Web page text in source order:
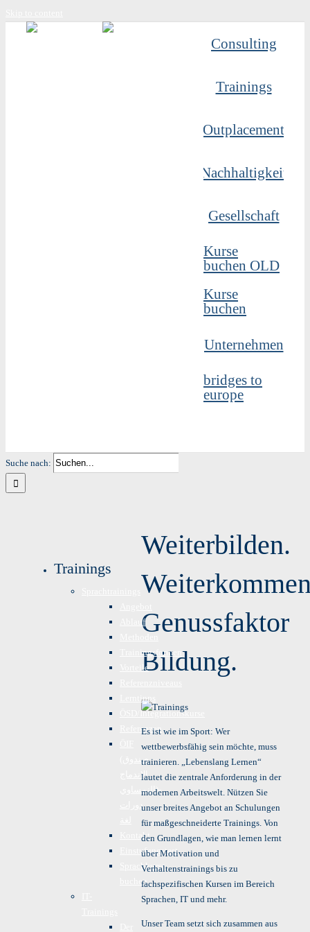
Consulting
Trainings
Outplacement
Nachhaltigkeit
Gesellschaft
Kurse
buchen OLD
Kurse
buchen
Unternehmen
bridges to
europe
Suche nach:
Weiterbilden.
Genussfaktor
Bildung.
Es ist wie im Sport: Wer
wettbewerbsfähig sein möchte, muss
trainieren. „Lebenslang Lernen“
lautet die zentrale Anforderung in der
modernen Arbeitswelt. Nützen Sie
unser breites Angebot an Schulungen
für maßgeschneiderte Trainings. Von
den Grundlagen, wie man lernen lernt
über Motivation und
Verhaltenstrainings bis zu
fachspezifischen Kursen im Bereich
Sprachen, IT und mehr.
Unser Team setzt sich zusammen aus
Trainings
Ablauf
Trainingsformen
Vorteile
Lerntipps
ÖSD/Integrationskurse
Referenzen
الاندماج
النمساوي)-
دورات
Kontakt
Einstufungstest
Sprachkurse
buchen